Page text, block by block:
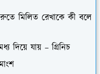
মিলিত রেখাকে কী বলে
দিয়ে যায় – গ্রিনিচ